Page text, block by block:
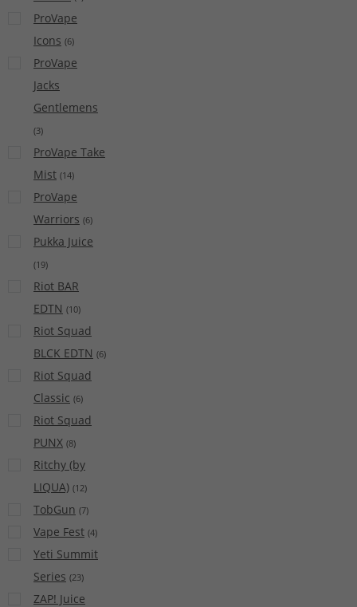
ProVape
Icons (6)
ProVape
Jacks
Gentlemens
(3)
ProVape Take
Mist (14)
ProVape
Warriors (6)
Pukka Juice
(19)
Riot BAR
EDTN (10)
Riot Squad
BLCK EDTN (6)
Riot Squad
Classic (6)
Riot Squad
PUNX (8)
Ritchy (by
LIQUA) (12)
TobGun (7)
Vape Fest (4)
Yeti Summit
Series (23)
ZAP! Juice